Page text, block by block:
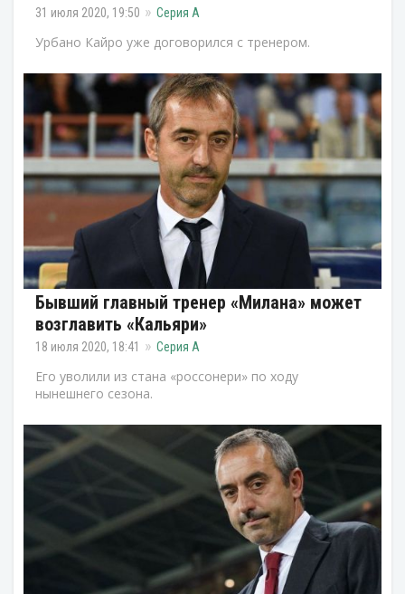
31 июля 2020, 19:50 Серия А
Урбано Кайро уже договорился с тренером.
Бывший главный тренер «Милана» может
возглавить «Кальяри»
18 июля 2020, 18:41 Серия А
Его уволили из стана «россонери» по ходу
нынешнего сезона.